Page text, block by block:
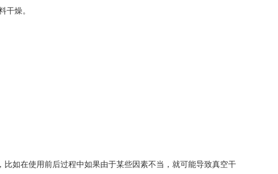
燥。
如在使用前后过程中如果由于某些因素不当，就可能导致真空干